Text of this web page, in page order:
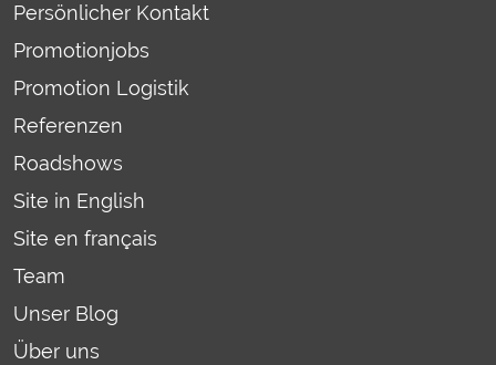
Persönlicher Kontakt
Promotionjobs
Promotion Logistik
Referenzen
Roadshows
Site in English
Site en français
Team
Unser Blog
Über uns